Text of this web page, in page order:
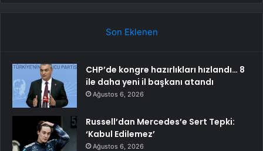
Son Eklenen
CHP’de kongre hazırlıkları hızlandı… 8
ile daha yeni il başkanı atandı
Ağustos 6, 2026
Russell’dan Mercedes’e Sert Tepki:
‘Kabul Edilemez’
Ağustos 6, 2026